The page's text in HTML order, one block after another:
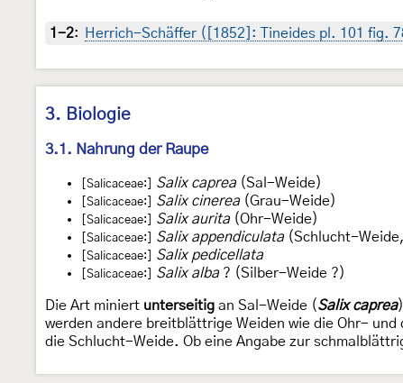
1-2: Herrich-Schäffer ([1852]: Tineides pl. 101 fig.
3. Biologie
3.1. Nahrung der Raupe
[Salicaceae:] Salix caprea(Sal-Weide)
[Salicaceae:] Salix cinerea(Grau-Weide)
[Salicaceae:] Salix aurita(Ohr-Weide)
[Salicaceae:] Salix appendiculata(Schlucht-
[Salicaceae:] Salix pedicellata
[Salicaceae:] Salix alba? (Silber-Weide ?)
Die Art miniert unterseitig an Sal-Weide (Salix caprea)
werden andere breitblättrige Weiden wie die Ohr-
die Schlucht-Weide. Ob eine Angabe zur